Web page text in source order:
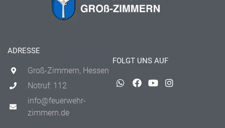
ADRESSE
Groß-Zimmern, Hessen
Notruf: 112
info@feuerwehr-
zimmern.de
FOLGT UNS AUF